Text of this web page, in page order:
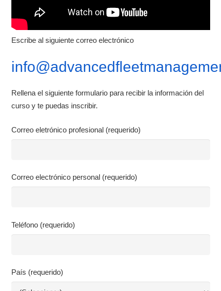
Escribe al siguiente correo electrónico
Rellena el siguiente formulario para recibir la información del
curso y te puedas inscribir.
Correo eletrónico profesional (requerido)
Correo electrónico personal (requerido)
Teléfono (requerido)
País (requerido)